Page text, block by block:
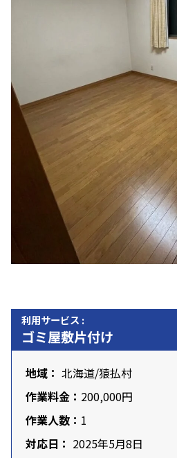
利用サービス :
ゴミ屋敷片付け
地域： 北海道/猿払村
作業料金： 200,000円
作業人数： 1
対応日： 2025年5月8日